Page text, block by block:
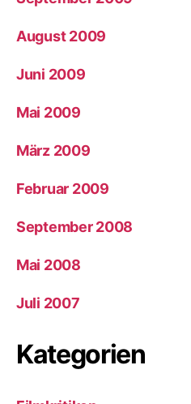
August 2009
Juni 2009
Mai 2009
März 2009
Februar 2009
September 2008
Mai 2008
Juli 2007
Kategorien